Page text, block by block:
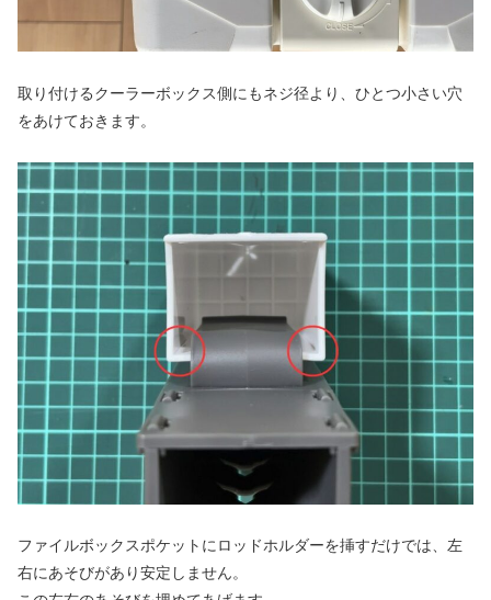
取り付けるクーラーボックス側にもネジ径より、ひとつ小さい穴
をあけておきます。
ファイルボックスポケットにロッドホルダーを挿すだけでは、左
右にあそびがあり安定しません。